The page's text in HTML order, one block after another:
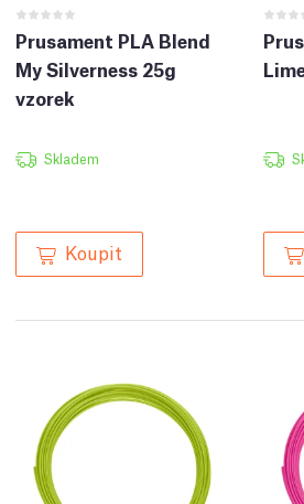
Prusament PLA Blend
My Silverness 25g
vzorek
Skladem
Koupit